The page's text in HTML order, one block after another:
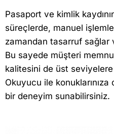
Pasaport ve kimlik
süreçlerde, manuel
zamandan tasarruf sağlar
Bu sayede müşteri
kalitesini de üst seviyelere
Okuyucu ile konuklarınıza
bir deneyim sunabilirsiniz.